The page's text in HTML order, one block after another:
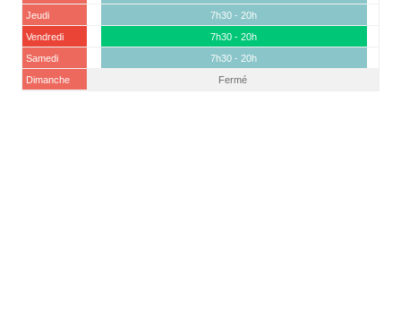
Jeudi
7h30 - 20h
Vendredi
7h30 - 20h
Samedi
7h30 - 20h
Dimanche
Fermé